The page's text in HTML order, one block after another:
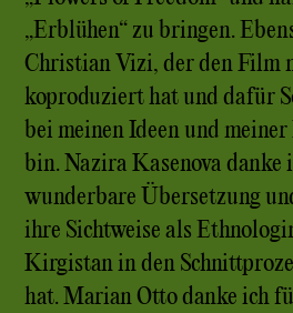
„Erblühen“ zu bringen.
Christian Vizi, der den Film
koproduziert hat und dafür
bei meinen Ideen und
bin. Nazira Kasenova danke
wunderbare Übersetzung
ihre Sichtweise als
Kirgistan in den
hat. Marian Otto danke ich